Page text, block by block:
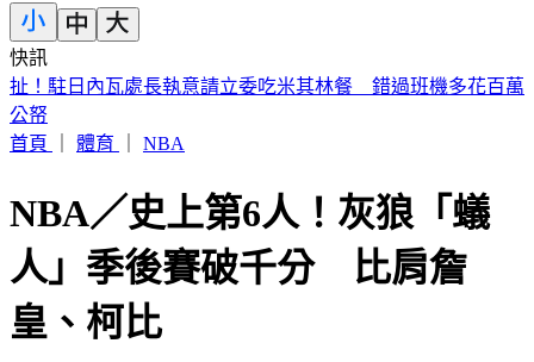
快訊
iPhone 17也要漲了？傳最快「下週價格異動」 知情人曝內幕
首頁
NBA／史上第6人！灰狼「蟻
人」季後賽破千分 比肩詹
皇、柯比